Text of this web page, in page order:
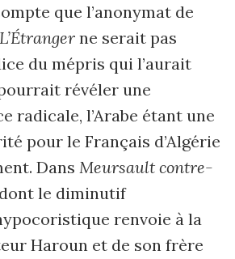
que l’anonymat de
L’Étranger ne serait pas
du mépris qui l’aurait
révéler une
radicale, l’Arabe étant une
pour le Français d’Algérie
Dans Meursault contre-
dont le diminutif
renvoie à la
Haroun et de son frère